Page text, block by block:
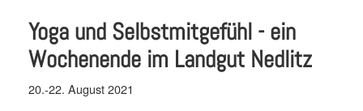
Yoga und Selbstmitgefühl - ein
Wochenende im Landgut Nedlitz
20.-22. August 2021